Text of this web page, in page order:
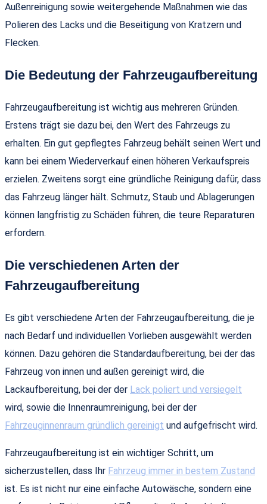
Außenreinigung sowie weitergehende Maßnahmen wie das
Polieren des Lacks und die Beseitigung von Kratzern und
Flecken.
Die Bedeutung der Fahrzeugaufbereitung
Fahrzeugaufbereitung ist wichtig aus mehreren Gründen.
Erstens trägt sie dazu bei, den Wert des Fahrzeugs zu
erhalten. Ein gut gepflegtes Fahrzeug behält seinen Wert und
kann bei einem Wiederverkauf einen höheren Verkaufspreis
erzielen. Zweitens sorgt eine gründliche Reinigung dafür, dass
das Fahrzeug länger hält. Schmutz, Staub und Ablagerungen
können langfristig zu Schäden führen, die teure Reparaturen
erfordern.
Die verschiedenen Arten der
Fahrzeugaufbereitung
Es gibt verschiedene Arten der Fahrzeugaufbereitung, die je
nach Bedarf und individuellen Vorlieben ausgewählt werden
können. Dazu gehören die Standardaufbereitung, bei der das
Fahrzeug von innen und außen gereinigt wird, die
Lackaufbereitung, bei der der Lack poliert und versiegelt
wird, sowie die Innenraumreinigung, bei der der
Fahrzeuginnenraum gründlich gereinigt und aufgefrischt wird.
Fahrzeugaufbereitung ist ein wichtiger Schritt, um
sicherzustellen, dass Ihr Fahrzeug immer in bestem Zustand
ist. Es ist nicht nur eine einfache Autowäsche, sondern eine